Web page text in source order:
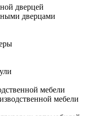
дверцей
дверцами
мебели
мебели